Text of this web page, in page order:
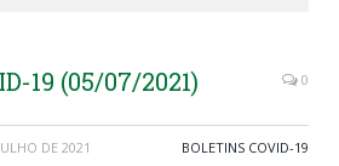
19 (05/07/2021) 0
DE 2021 BOLETINS COVID-19